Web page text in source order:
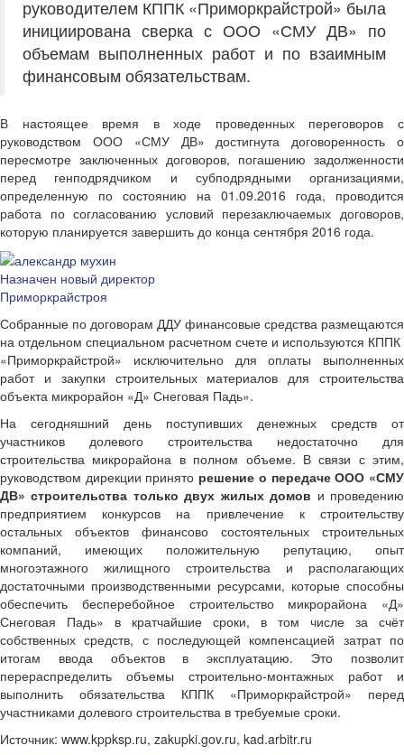
руководителем КППК «Приморкрайстрой» была
инициирована сверка с ООО «СМУ ДВ» по
объемам выполненных работ и по взаимным
финансовым обязательствам.
В настоящее время в ходе проведенных переговоров с
руководством ООО «СМУ ДВ» достигнута договоренность о
пересмотре заключенных договоров, погашению задолженности
перед генподрядчиком и субподрядными организациями,
определенную по состоянию на 01.09.2016 года, проводится
работа по согласованию условий перезаключаемых договоров,
которую планируется завершить до конца сентября 2016 года.
Назначен новый директор
Приморкрайстроя
Собранные по договорам ДДУ финансовые средства размещаются
на отдельном специальном расчетном счете и используются КППК
«Приморкрайстрой» исключительно для оплаты выполненных
работ и закупки строительных материалов для строительства
объекта микрорайон «Д» Снеговая Падь».
На сегодняшний день поступивших денежных средств от
участников долевого строительства недостаточно для
строительства микрорайона в полном объеме. В связи с этим,
руководством дирекции принято решение о передаче ООО «СМУ
ДВ» строительства только двух жилых домов и проведению
предприятием конкурсов на привлечение к строительству
остальных объектов финансово состоятельных строительных
компаний, имеющих положительную репутацию, опыт
многоэтажного жилищного строительства и располагающих
достаточными производственными ресурсами, которые способны
обеспечить бесперебойное строительство микрорайона «Д»
Снеговая Падь» в кратчайшие сроки, в том числе за счёт
собственных средств, с последующей компенсацией затрат по
итогам ввода объектов в эксплуатацию. Это позволит
перераспределить объемы строительно-монтажных работ и
выполнить обязательства КППК «Приморкрайстрой» перед
участниками долевого строительства в требуемые сроки.
Источник: www.kppksp.ru, zakupki.gov.ru, kad.arbitr.ru